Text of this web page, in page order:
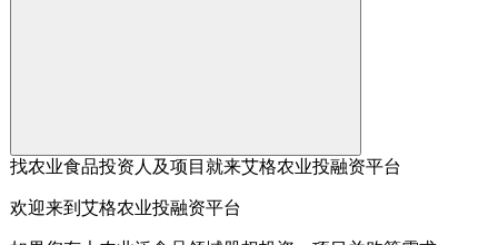
找农业食品投资人及项目就来艾格农业投融资平台
欢迎来到艾格农业投融资平台